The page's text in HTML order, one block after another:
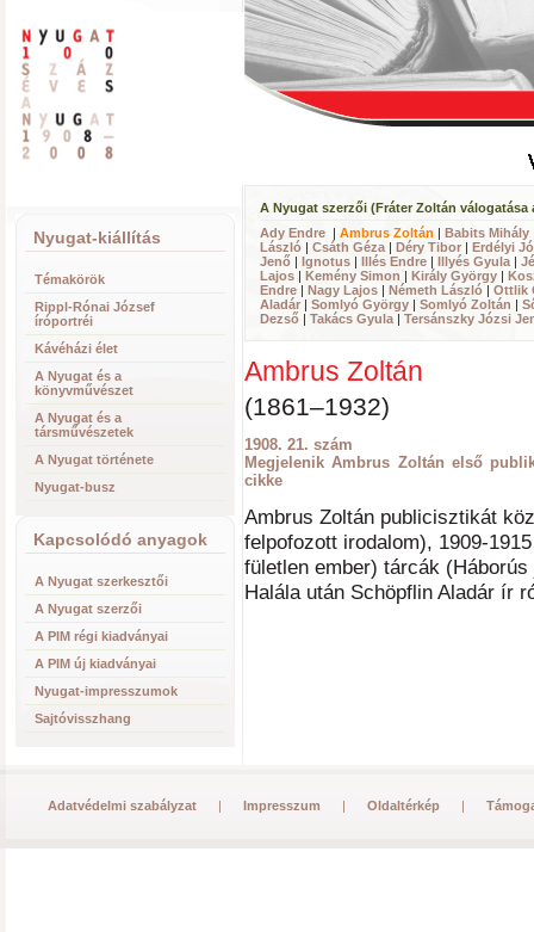
Nyugat-kiállítás
Témakörök
Rippl-Rónai József
íróportréi
Kávéházi élet
A Nyugat és a
könyvművészet
A Nyugat és a
társművészetek
A Nyugat története
Nyugat-busz
Kapcsolódó anyagok
A Nyugat szerkesztői
A Nyugat szerzői
A PIM régi kiadványai
A PIM új kiadványai
Nyugat-impresszumok
Sajtóvisszhang
A Nyugat szerzői (Fráter Zoltán válogatása
Ady Endre | Ambrus Zoltán | Babits Mihály
László | Csáth Géza | Déry Tibor | Erdélyi
Jenő | Ignotus | Illés Endre | Illyés Gyula |
Lajos | Kemény Simon | Király György |
Endre | Nagy Lajos | Németh László | Ottlik
Aladár | Somlyó György | Somlyó Zoltán |
Dezső | Takács Gyula | Tersánszky Józsi
Ambrus Zoltán
(1861–1932)
1908. 21. szám
Megjelenik Ambrus Zoltán első
cikke
Ambrus Zoltán publicisztikát
felpofozott irodalom), 1909-
fületlen ember) tárcák
Halála után Schöpflin Aladár ír
Adatvédelmi szabályzat | Impresszum | Oldaltérkép |